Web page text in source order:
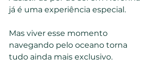
já é uma experiência especial.
Mas viver esse momento
navegando pelo oceano torna
tudo ainda mais exclusivo.